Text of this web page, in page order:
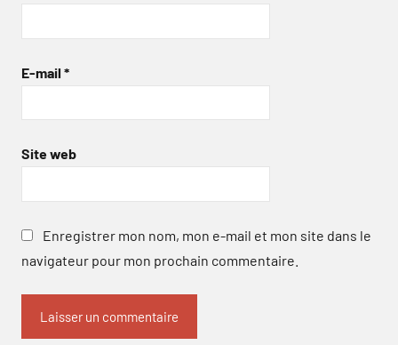
E-mail *
Site web
Enregistrer mon nom, mon e-mail et mon site dans le
navigateur pour mon prochain commentaire.